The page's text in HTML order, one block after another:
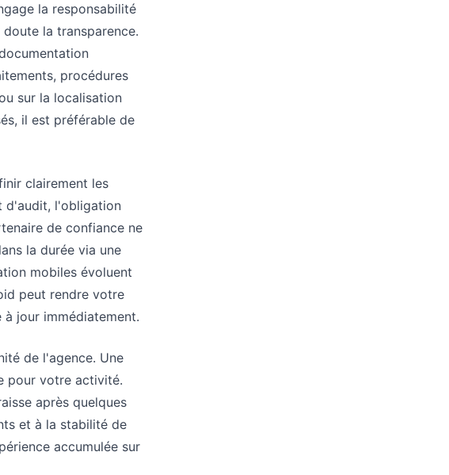
la responsabilité
la transparence.
procédures
sur la localisation
il est préférable de
clairement les
d'audit, l'obligation
de confiance ne
la durée via une
mobiles évoluent
peut rendre votre
jour immédiatement.
de l'agence. Une
pour votre activité.
après quelques
et à la stabilité de
accumulée sur